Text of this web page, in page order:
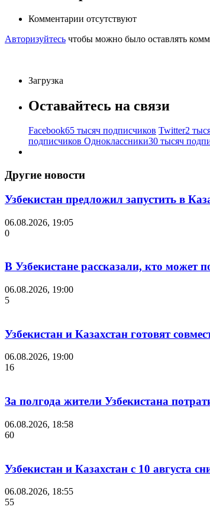
Комментарии отсутствуют
Авторизуйтесь чтобы можно было оставлять
Загрузка
Оставайтесь на связи
Facebook65 тысяч подписчиков Twitter2
подписчиков Одноклассники30 тысяч
Другие новости
Узбекистан предложил запустить в
06.08.2026, 19:05
0
В Узбекистане рассказали, кто может
06.08.2026, 19:00
5
Узбекистан и Казахстан готовят
06.08.2026, 19:00
16
За полгода жители Узбекистана
06.08.2026, 18:58
60
Узбекистан и Казахстан с 10 августа
06.08.2026, 18:55
55